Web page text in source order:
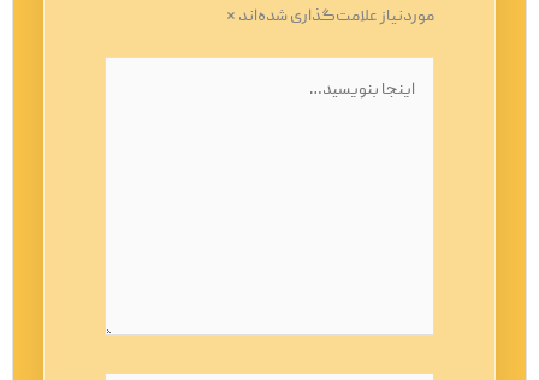
موردنیاز علامت‌گذاری شده‌اند*
بنویسید…